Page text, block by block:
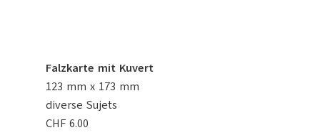
Falzkarte mit Kuvert
123 mm x 173 mm
diverse Sujets
CHF 6.00